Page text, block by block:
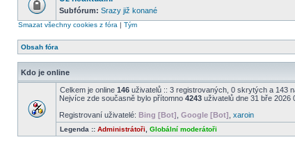
Subfórum: Srazy již konané
Smazat všechny cookies z fóra | Tým
Obsah fóra
Kdo je online
Celkem je online 146 uživatelů :: 3 registrovaných, 0 skrytých a 143
Nejvíce zde současně bylo přítomno 4243 uživatelů dne 31 bře 2026
Registrovaní uživatelé: Bing [Bot] Google [Bot] xaroin
Legenda :: Administrátoři Globální moderátoři